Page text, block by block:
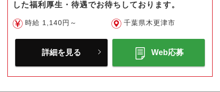
した福利厚生・待遇でお待ちしております。
時給 1,140円～ 千葉県木更津市
詳細を見る Web応募